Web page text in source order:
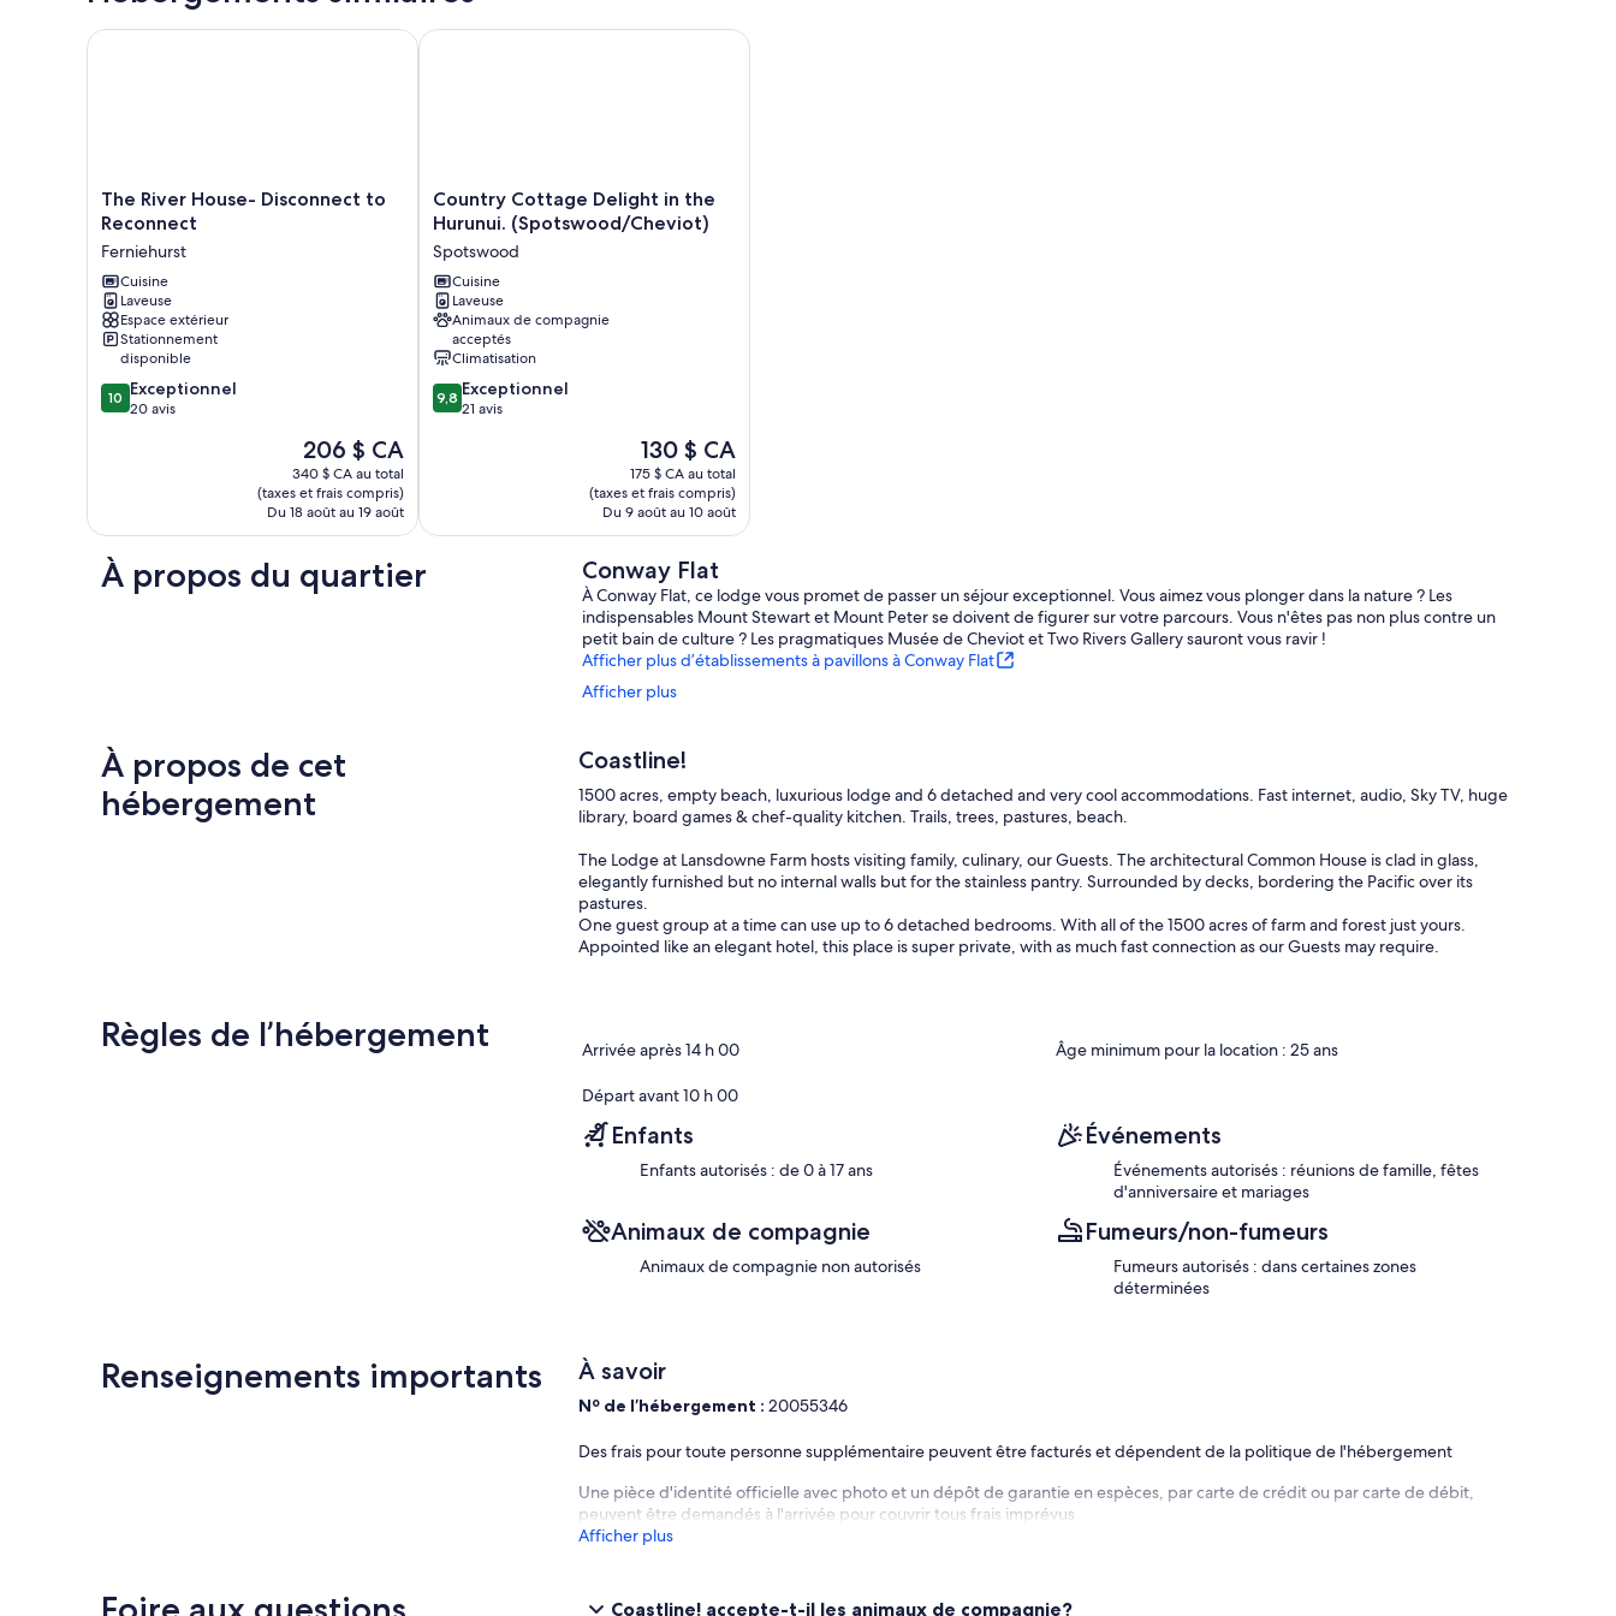
The
River
Disconnect
to
Reconnect
Ferniehurst
The River House- Disconnect to
Reconnect
Ferniehurst
Cuisine
Laveuse
Espace extérieur
Stationnement
disponible
10.0
sur
10 Exceptionnel
20 avis
Le
prix
est
de
206 $ CA
206 $ CA
340 $ CA au total
(taxes et frais compris)
Du 18 août au 19 août
The River House- Disconnect to Reconnect
Country
Cottage
in
the
Hurunui.
(Spotswood/Cheviot)
Spotswood
Country Cottage Delight in the
Hurunui. (Spotswood/Cheviot)
Spotswood
Cuisine
Laveuse
Animaux de compagnie
acceptés
Climatisation
9.8
sur
9,8 Exceptionnel
21 avis
Le
prix
est
de
130 $ CA
130 $ CA
175 $ CA au total
(taxes et frais compris)
Du 9 août au 10 août
Country Cottage Delight in the Hurunui. (Spotswood/Cheviot)
À propos du quartier Conway Flat
À Conway Flat, ce lodge vous promet de passer un séjour exceptionnel. Vous aimez vous plonger dans la nature ? Les
indispensables Mount Stewart et Mount Peter se doivent de figurer sur votre parcours. Vous n'êtes pas non plus contre un
petit bain de culture ? Les pragmatiques Musée de Cheviot et Two Rivers Gallery sauront vous ravir !
Afficher plus d’établissements à pavillons à Conway Flat
Afficher plus
À propos de cet
hébergement
Coastline!
1500 acres, empty beach, luxurious lodge and 6 detached and very cool accommodations. Fast internet, audio, Sky TV, huge
library, board games & chef-quality kitchen. Trails, trees, pastures, beach.
The Lodge at Lansdowne Farm hosts visiting family, culinary, our Guests. The architectural Common House is clad in glass,
elegantly furnished but no internal walls but for the stainless pantry. Surrounded by decks, bordering the Pacific over its
pastures.
One guest group at a time can use up to 6 detached bedrooms. With all of the 1500 acres of farm and forest just yours.
Appointed like an elegant hotel, this place is super private, with as much fast connection as our Guests may require.
Règles de l’hébergement Arrivée après 14 h 00 Âge minimum pour la location : 25 ans
Départ avant 10 h 00
Enfants
Enfants autorisés : de 0 à 17 ans
Événements
Événements autorisés : réunions de famille, fêtes
d'anniversaire et mariages
Animaux de compagnie
Animaux de compagnie non autorisés
Fumeurs/non-fumeurs
Fumeurs autorisés : dans certaines zones
déterminées
Renseignements importants À savoir
Nº de l’hébergement :20055346
Des frais pour toute personne supplémentaire peuvent être facturés et dépendent de la politique de l'hébergement
Une pièce d'identité officielle avec photo et un dépôt de garantie en espèces, par carte de crédit ou par carte de débit,
peuvent être demandés à l'arrivée pour couvrir tous frais imprévus
Afficher plus
Coastline! accepte-t-il les animaux de compagnie?